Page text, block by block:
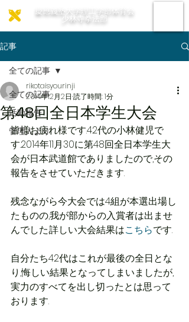
慶應義塾大学理工学部体育会
少林寺拳法部
記事
全ての記事
活動報告
管理人より
全ての記事
第48回全日本学生大会
rikotaisyourinji
2014年12月2日 読了時間: 1分
皆様お疲れ様です.42代の小林健児で
す.2014年11月30に第48回全日本学生大
会が日本武道館でありましたので,その
報告をさせていただきます.
残念ながら今大会では4組が本選出場し
たものの,我が部からの入賞者は出ませ
んでした.詳しい大会結果はこちらです.
自分たち42代はこれが最後の全日とな
り,悔しい結果となってしまいましたが,
実力のすべてを出し切ったとは思って
おります.